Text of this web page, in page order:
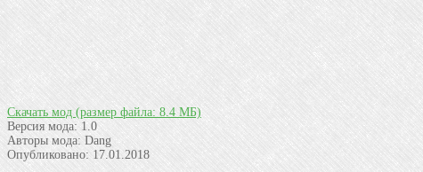
Скачать мод (размер файла: 8.4 МБ)
Версия мода: 1.0
Авторы мода: Dang
Опубликовано: 17.01.2018